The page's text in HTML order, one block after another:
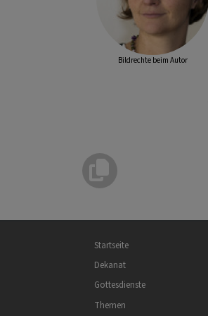
Bildrechte beim Autor
Hauptnavigation
Startseite
Dekanat
Gottesdienste
Themen